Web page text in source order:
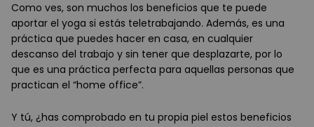
Como ves, son muchos los beneficios que te puede
aportar el yoga si estás teletrabajando. Además, es una
práctica que puedes hacer en casa, en cualquier
descanso del trabajo y sin tener que desplazarte, por lo
que es una práctica perfecta para aquellas personas que
practican el “home office”.
Y tú, ¿has comprobado en tu propia piel estos beneficios